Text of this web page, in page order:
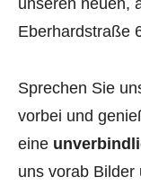
unseren neuen,
Eberhardstraße
Sprechen Sie
vorbei und
eine
uns vorab Bilder